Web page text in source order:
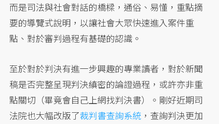
而是司法與社會對話的橋樑，通俗、易懂，重點摘
要的導覽式說明，以讓社會大眾快速進入案件重
點、對於審判過程有基礎的認識。
至於對於判決有進一步興趣的專業讀者，對於新聞
稿是否完整呈現判決縝密的論證過程，或許亦非重
點關切（畢竟會自己上網找判決書）。剛好近期司
法院也大幅改版了裁判書查詢系統 ，查詢判決更加